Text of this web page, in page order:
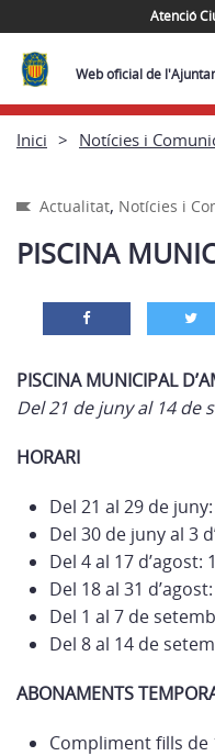
Atenció
Web oficial de
Inici Notícies i
Actualitat, Notícies i
PISCINA
PISCINA MUNICIPAL
Del 21 de juny al 14 de
HORARI
Del 21 al 29 de
Del 30 de juny al 3
Del 4 al 17 d’agost:
Del 18 al 31
Del 1 al 7 de
Del 8 al 14 de
ABONAMENTS
Compliment fills de